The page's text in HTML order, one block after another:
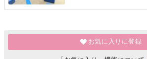
お気に入りに登録